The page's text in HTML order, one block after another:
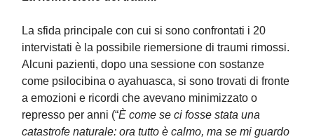
La sfida principale con cui si sono confrontati i 20
intervistati è la possibile riemersione di traumi rimossi.
Alcuni pazienti, dopo una sessione con sostanze
come psilocibina o ayahuasca, si sono trovati di fronte
a emozioni e ricordi che avevano minimizzato o
represso per anni (“È come se ci fosse stata una
catastrofe naturale: ora tutto è calmo, ma se mi guardo